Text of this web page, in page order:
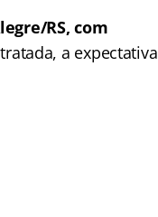
RS, com
a expectativa